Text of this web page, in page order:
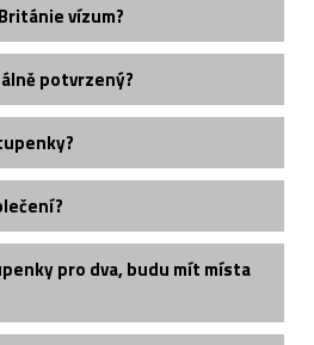
vízum?
potvrzený?
pro dva, budu mít místa